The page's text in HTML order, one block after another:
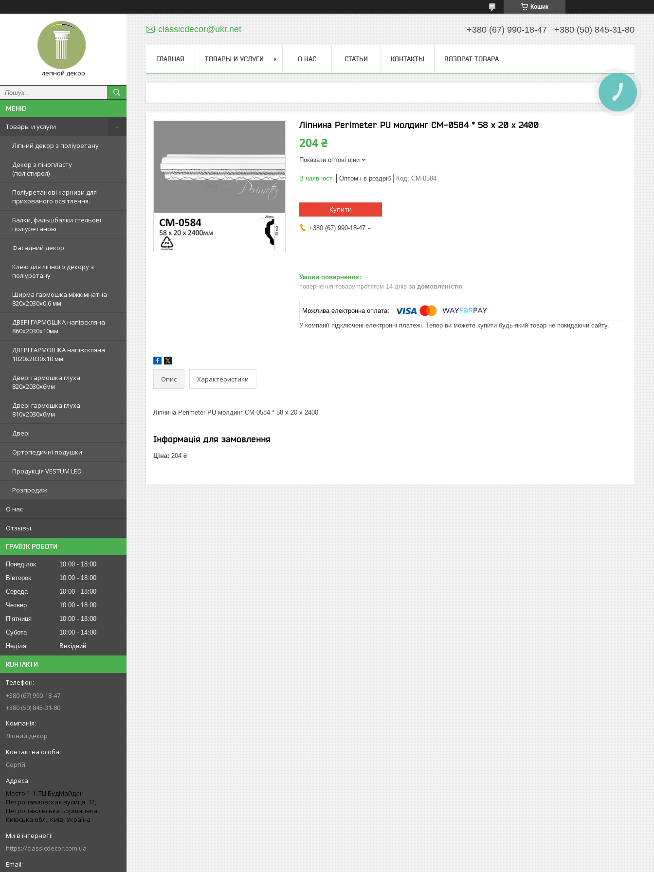
Кошик
лепной декор
Товары и услуги
Ліпний декор з поліуретану
Декор з пінопласту
(полістирол)
Поліуретанові карнизи для
прихованого освітлення.
Балки, фальшбалки стельові
поліуретанові
Фасадний декор.
Клею для ліпного декору з
поліуретану
Ширма гармошка міжкімнатна
820х2030х0,6 мм
ДВЕРІ ГАРМОШКА напівскляна
860х2030х10мм
ДВЕРІ ГАРМОШКА напівскляна
1020х2030x10 мм
Двері гармошка глуха
820х2030х6мм
Двері гармошка глуха
810х2030х6мм
Двері
Ортопедичні подушки
Продукція VESTUM LED
Розпродаж
О нас
Отзывы
ГРАФІК РОБОТИ
Понеділок 10:00
18:00
Вівторок
10:00
18:00
Середа
10:00
18:00
Четвер
10:00
18:00
Пʼятниця
10:00
18:00
Субота
10:00
14:00
Неділя
Вихідний
КОНТАКТИ
+380 (67) 990-18-47
+380 (50) 845-31-80
Ліпний декор
Сергій
Место 1-1 .ТЦ БудМайдан
Петропавловская вулиця, 12,
Петропавлівська Борщагівка,
Київська обл., Київ, Україна
https://classicdecor.com.ua
classicdecor@ukr.net +380 (67) 990-18-47 +380 (50) 845-31-80
ГЛАВНАЯ ТОВАРЫ И УСЛУГИ О НАС СТАТЬИ КОНТАКТЫ ВОЗВРАТ ТОВАРА
Ліпнина Perimeter PU молдинг CM-0584 * 58 x 20 x 2400
204 ₴
Показати оптові ціни
В наявності Оптом і в роздріб Код: CM-0584
Купити
+380 (67) 990-18-47
повернення товару протягом 14 днів за домовленістю
У компанії підключені електронні платежі. Тепер ви можете купити будь-який товар не покидаючи сайту.
Опис Характеристики
Ліпнина Perimeter PU молдинг CM-0584 * 58 x 20 x 2400
Інформація для замовлення
Ціна: 204 ₴
КНОПКА
ЗВ'ЯЗКУ